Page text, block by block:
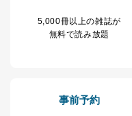
4
採用応募者の方の
個人情報
により当社の
5,000冊以上の雑誌が
無料で読み放題
事前予約